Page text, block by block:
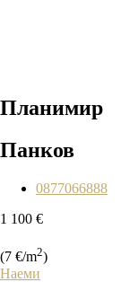
Планимир
Панков
0877066888
1 100 €
(7 €/m2)
Наеми